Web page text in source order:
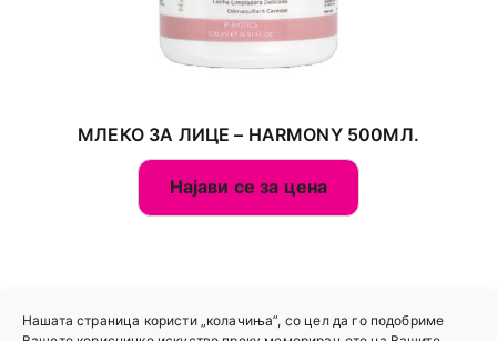
Нашата страница користи „колачиња”, со цел да го подобриме
МЛЕКО ЗА ЛИЦЕ – HARMONY 500МЛ.
Најави се за цена